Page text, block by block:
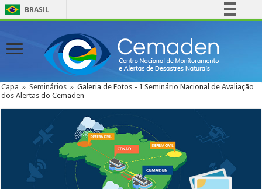
BRASIL
Comunica BR
Participe
Acesso à informação
Capa » Seminários » Galeria de Fotos – I Seminário Nacional de Avaliação
dos Alertas do Cemaden